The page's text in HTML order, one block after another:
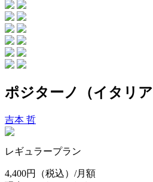
ポジターノ（イタリ
吉本 哲
レギュラープラン
4,400円
（税込）/月額